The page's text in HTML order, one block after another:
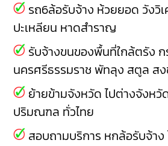
รถ6ล้อรับจ้าง ห้วยยอด วังวิ
ปะเหลียน หาดสำราญ
รับจ้างขนของพื้นที่ใกล้ตรัง ก
นครศรีธรรมราช พัทลุง สตูล ส
ย้ายข้ามจังหวัด ไปต่างจังหวั
ปริมณฑล ทั่วไทย
สอบถามบริการ หกล้อรับจ้าง